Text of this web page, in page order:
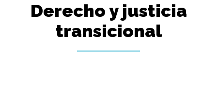
Derecho y justicia
transicional